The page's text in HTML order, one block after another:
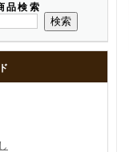
品検索